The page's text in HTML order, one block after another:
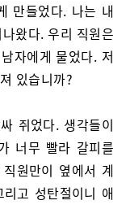
만들었다. 나는 내
왔다. 우리 직원은
자에게 물었다. 저
있습니까?
쥐었다. 생각들이
너무 빨라 갈피를
원만이 옆에서 계
고 성탄절이니 애